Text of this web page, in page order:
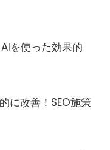
を使った効果的
に改善！SEO施策